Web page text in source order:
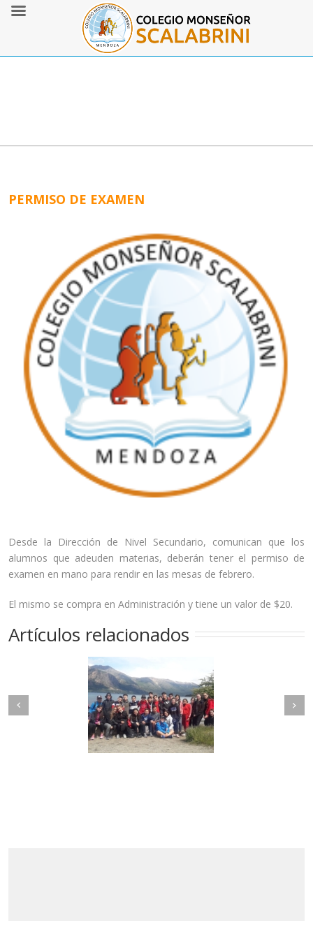
PERMISO DE EXAMEN
Desde la Dirección de Nivel Secundario, comunican que los
alumnos que adeuden materias, deberán tener el permiso de
examen en mano para rendir en las mesas de febrero.
El mismo se compra en Administración y tiene un valor de $20.
Artículos relacionados